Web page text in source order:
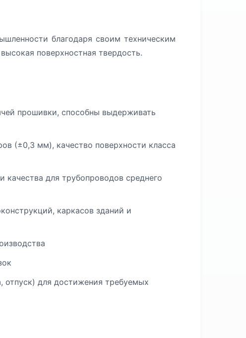
благодаря своим техническим
поверхностная твердость.
прошивки, способны выдерживать
(±0,3 мм), качество поверхности класса
для трубопроводов среднего
каркасов зданий и
для достижения требуемых